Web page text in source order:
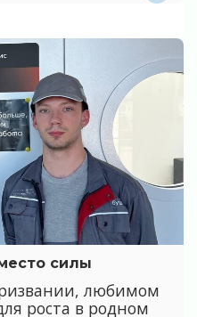
силы
любимом
роста в родном